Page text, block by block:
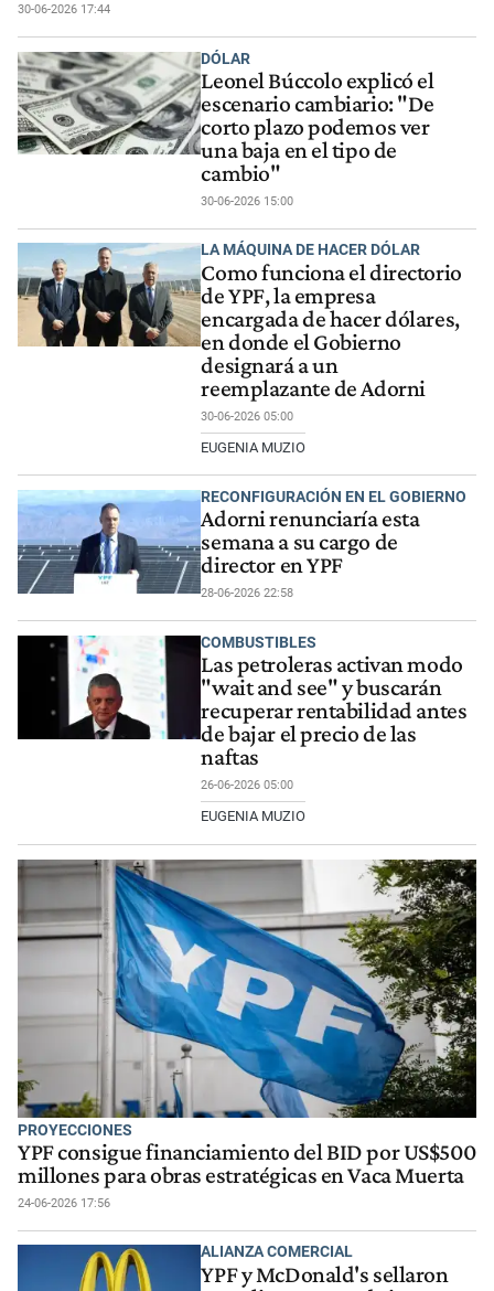
30-06-2026 17:44
DÓLAR
Leonel Búccolo explicó el
escenario cambiario: "De
corto plazo podemos ver
una baja en el tipo de
cambio"
30-06-2026 15:00
LA MÁQUINA DE HACER DÓLAR
Como funciona el directorio
de YPF, la empresa
encargada de hacer dólares,
en donde el Gobierno
designará a un
reemplazante de Adorni
30-06-2026 05:00
EUGENIA MUZIO
RECONFIGURACIÓN EN EL GOBIERNO
Adorni renunciaría esta
semana a su cargo de
director en YPF
28-06-2026 22:58
COMBUSTIBLES
Las petroleras activan modo
"wait and see" y buscarán
recuperar rentabilidad antes
de bajar el precio de las
naftas
26-06-2026 05:00
EUGENIA MUZIO
PROYECCIONES
YPF consigue financiamiento del BID por US$500
millones para obras estratégicas en Vaca Muerta
24-06-2026 17:56
ALIANZA COMERCIAL
YPF y McDonald's sellaron